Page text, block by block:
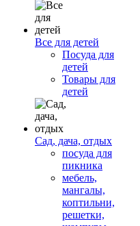
Все для детей
Посуда для
детей
Товары для
детей
Сад, дача, отдых
посуда для
пикника
мебель,
мангалы,
коптильни,
решетки,